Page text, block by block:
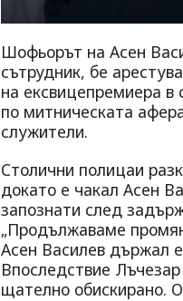
Шофьорът на Асен
сътрудник, бе
на ексвицепремиера
по митническата
служители.
Столични полицаи
докато е чакал Асен
запознати след
„Продължаваме
Асен Василев държал
Впоследствие
щателно обискирано.